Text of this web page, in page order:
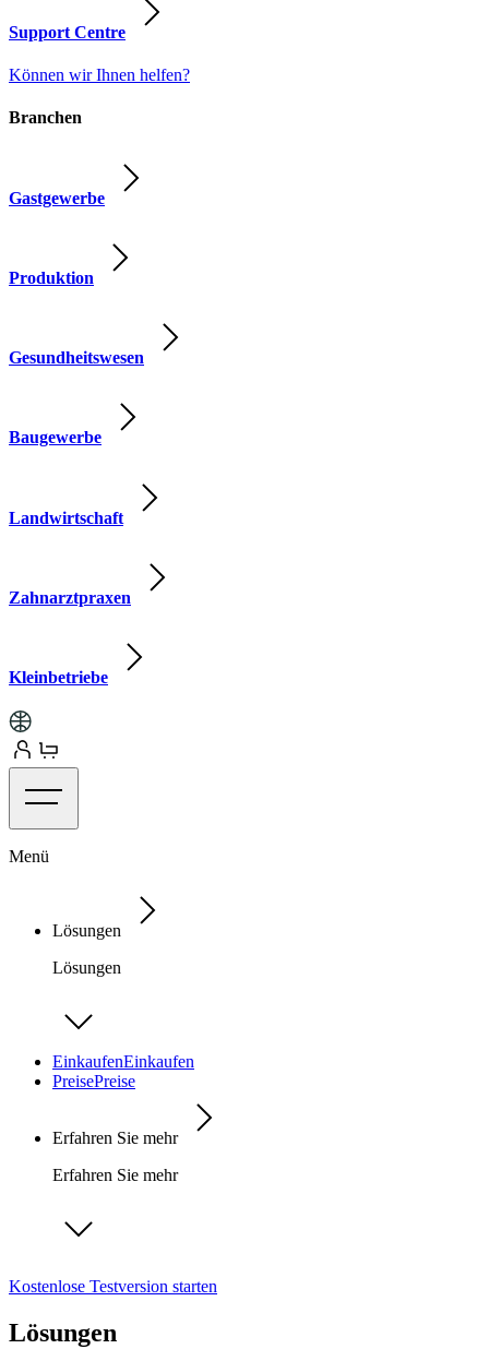
Support Centre
Können wir Ihnen helfen?
Branchen
Gastgewerbe
Produktion
Gesundheitswesen
Baugewerbe
Landwirtschaft
Zahnarztpraxen
Kleinbetriebe
Menü
Lösungen
Lösungen
EinkaufenEinkaufen
PreisePreise
Erfahren Sie mehr
Erfahren Sie mehr
Kostenlose Testversion starten
Lösungen